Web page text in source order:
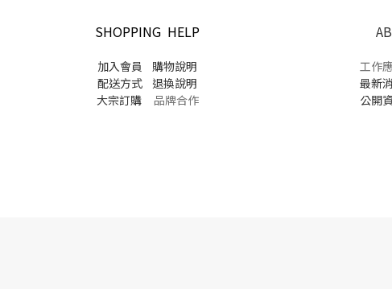
SHOPPING HELP
加入會員
購物說明
配送方式
退換說明
大宗訂購品牌合作
工作
最新
公開